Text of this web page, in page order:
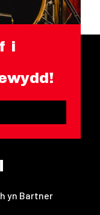
i
yn Bartner